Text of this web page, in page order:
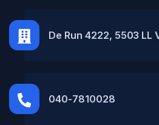
De Run 4222, 5503 LL
040-7810028